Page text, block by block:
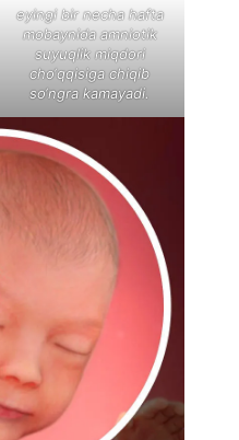
eyingi bir necha hafta
mobaynida amniotik
suyuqlik miqdori
cho‘qqisiga chiqib
so‘ngra kamayadi.